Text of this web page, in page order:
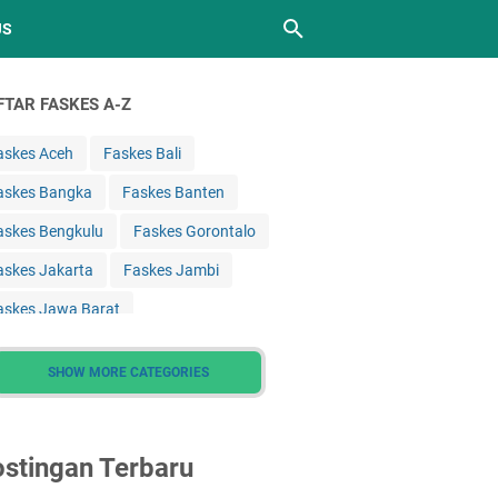
FASKES A-Z
Aceh Faskes Bali
Bangka Faskes Banten
Bengkulu Faskes Gorontalo
Jakarta Faskes Jambi
Jawa Barat
Jawa Tengah
Jawa Timur
Kalimantan Selatan
SHOW MORE CATEGORIES
Terbaru